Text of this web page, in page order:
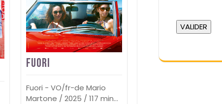
Fuori
Fuori - VO/fr-de Mario
Martone / 2025 / 117 min…